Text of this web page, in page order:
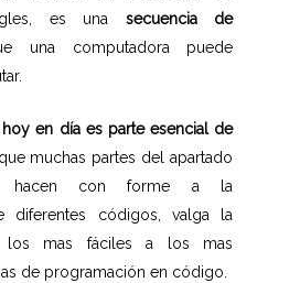
es una secuencia de
una computadora puede
en día es parte esencial de
muchas partes del apartado
hacen con forme a la
diferentes códigos, valga la
los mas fáciles a los mas
de programación en código.